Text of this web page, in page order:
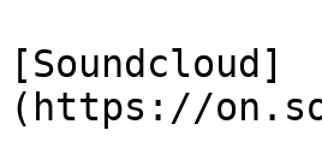
[Soundcloud]
(https://